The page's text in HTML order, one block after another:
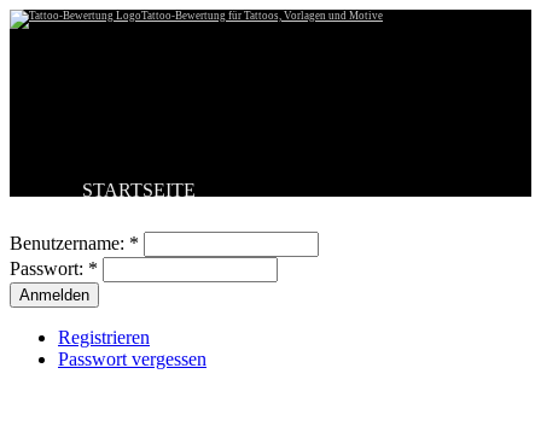
Tattoo-Bewertung für Tattoos, Vorlagen und Motive
STARTSEITE
BESTE TATTOOS
NEUESTE TATTOOS
KOMMENTARE
FORUM
Benutzername: *
Passwort: *
Registrieren
Passwort vergessen